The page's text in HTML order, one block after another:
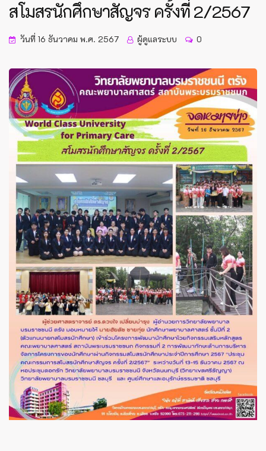
สโมสรนักศึกษาสัญจร ครั้งที่ 2/2567
วันที่ 16 ธันวาคม พ.ศ. 2567 ผู้ดูแลระบบ 0